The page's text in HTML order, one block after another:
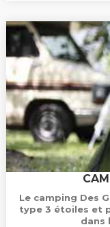
Le camping Des
type 3 étoiles et
dans